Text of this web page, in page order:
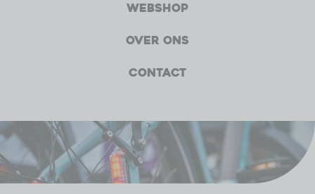
Webshop
Over ons
Contact